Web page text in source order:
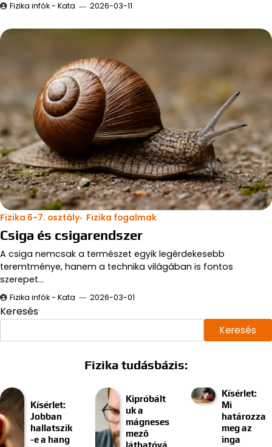
Fizika infók - Kata 2026-03-11
Fizika 6-7. osztály Fizika fogalmak
Csiga és csigarendszer
A csiga nemcsak a természet egyik legérdekesebb
teremtménye, hanem a technika világában is fontos
szerepet…
Fizika infók - Kata 2026-03-01
Keresés
Keresés
Fizika tudásbázis:
Kísérlet:
Jobban
hallatszik
-e a hang
Kipróbált
uk a
mágneses
mező
Kísérlet:
Mi
határozza
meg az
inga